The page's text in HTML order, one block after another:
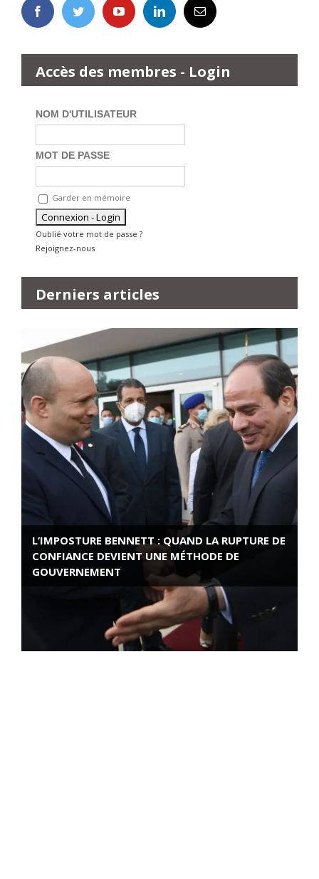
Accès des membres - Login
NOM D'UTILISATEUR
MOT DE PASSE
Garder en mémoire
Oublié votre mot de passe ?
Rejoignez-nous
Derniers articles
L’IMPOSTURE BENNETT : QUAND LA RUPTURE DE
CONFIANCE DEVIENT UNE MÉTHODE DE
GOUVERNEMENT
ROSE VALLAND, HEROÏNE DE LA RESISTANCE